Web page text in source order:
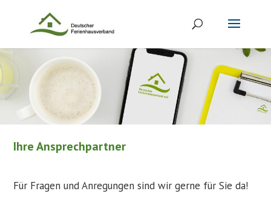
Ihre Ansprechpartner
Für Fragen und Anregungen sind wir gerne für Sie da!